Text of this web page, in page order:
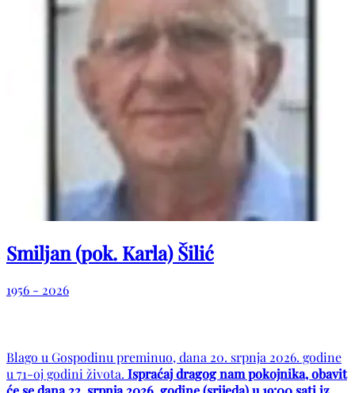
Smiljan (pok. Karla) Šilić
1956 - 2026
Blago u Gospodinu preminuo, dana 20. srpnja 2026. godine
u 71-oj godini života. Ispraćaj dragog nam pokojnika, obavit